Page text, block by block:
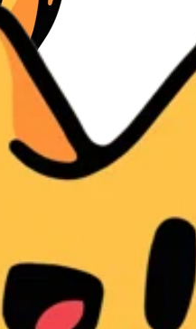
ИНН в Кыргызской
и лайков Заработать
Как